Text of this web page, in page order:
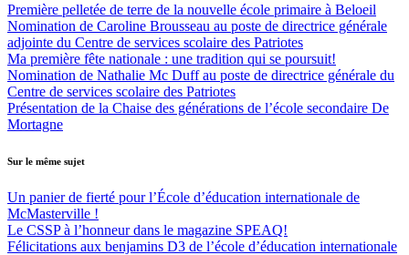
Première pelletée de terre de la nouvelle école primaire à Beloeil
Nomination de Caroline Brousseau au poste de directrice générale
adjointe du Centre de services scolaire des Patriotes
Ma première fête nationale : une tradition qui se poursuit!
Nomination de Nathalie Mc Duff au poste de directrice générale du
Centre de services scolaire des Patriotes
Présentation de la Chaise des générations de l’école secondaire De
Mortagne
Sur le même sujet
Un panier de fierté pour l’École d’éducation internationale de
McMasterville !
Le CSSP à l’honneur dans le magazine SPEAQ!
Félicitations aux benjamins D3 de l’école d’éducation internationale